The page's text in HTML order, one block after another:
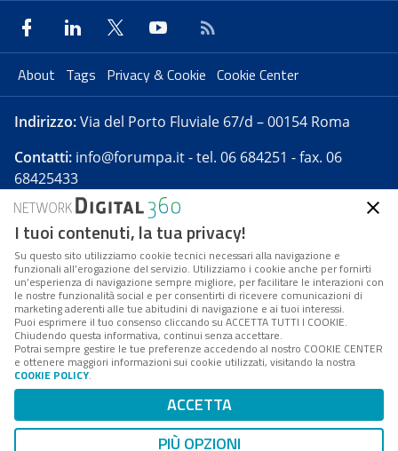
About Tags Privacy & Cookie Cookie Center
Indirizzo:Via del Porto Fluviale 67/d – 00154 Roma
Contatti: info@forumpa.it- tel. 06 684251 - fax. 06
68425433
Forumpa.itè una pubblicazione telematica iscritta
presso Registro della stampa del Tribunale di Roma -
Reg. n. 182 del 2 maggio 2008 - Direttore resp. Michela
Stentella
FPA s.r.l. è società soggetta a Direzione e
Coordinamento da parte di Digital360 S.p.A. - FPA s.r.l.
è un'azienda certificata per il sistema di management
Codice Fiscale/Partita IVA n. 10693191008 - R.E.A. Roma
n. 1249791. ISP AWS
Mappa del sito
I tuoi contenuti, la tua privacy!
Su questo sito utilizziamo cookie tecnici necessari alla navigazione e
funzionali all’erogazione del servizio. Utilizziamo i cookie anche per fornirti
un’esperienza di navigazione sempre migliore, per facilitare le interazioni con
le nostre funzionalità social e per consentirti di ricevere comunicazioni di
marketing aderenti alle tue abitudini di navigazione e ai tuoi interessi.
Puoi esprimere il tuo consenso cliccando su ACCETTA TUTTI I COOKIE.
Chiudendo questa informativa, continui senza accettare.
Potrai sempre gestire le tue preferenze accedendo al nostro COOKIE CENTER
e ottenere maggiori informazioni sui cookie utilizzati, visitando la nostra
COOKIE POLICY.
ACCETTA
PIÙ OPZIONI